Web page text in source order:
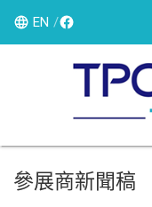
EN
參展商新聞稿